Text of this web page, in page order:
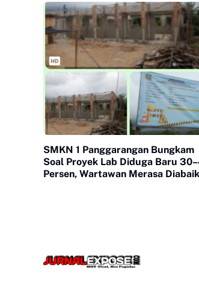
SMKN 1 Panggarangan Bungkam
Soal Proyek Lab Diduga Baru
Persen, Wartawan Merasa